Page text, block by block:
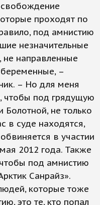
проходят по
под амнистию
незначительные
не направленные
–
– Но для меня
чтобы под грядущую
Болотной, не только
в суде находятся,
в участии
2012 года. Также
под амнистию
Санрайз».
которые тоже
это те, кто попал